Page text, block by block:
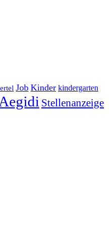
Job Kinder kindergarten
Stellenanzeige